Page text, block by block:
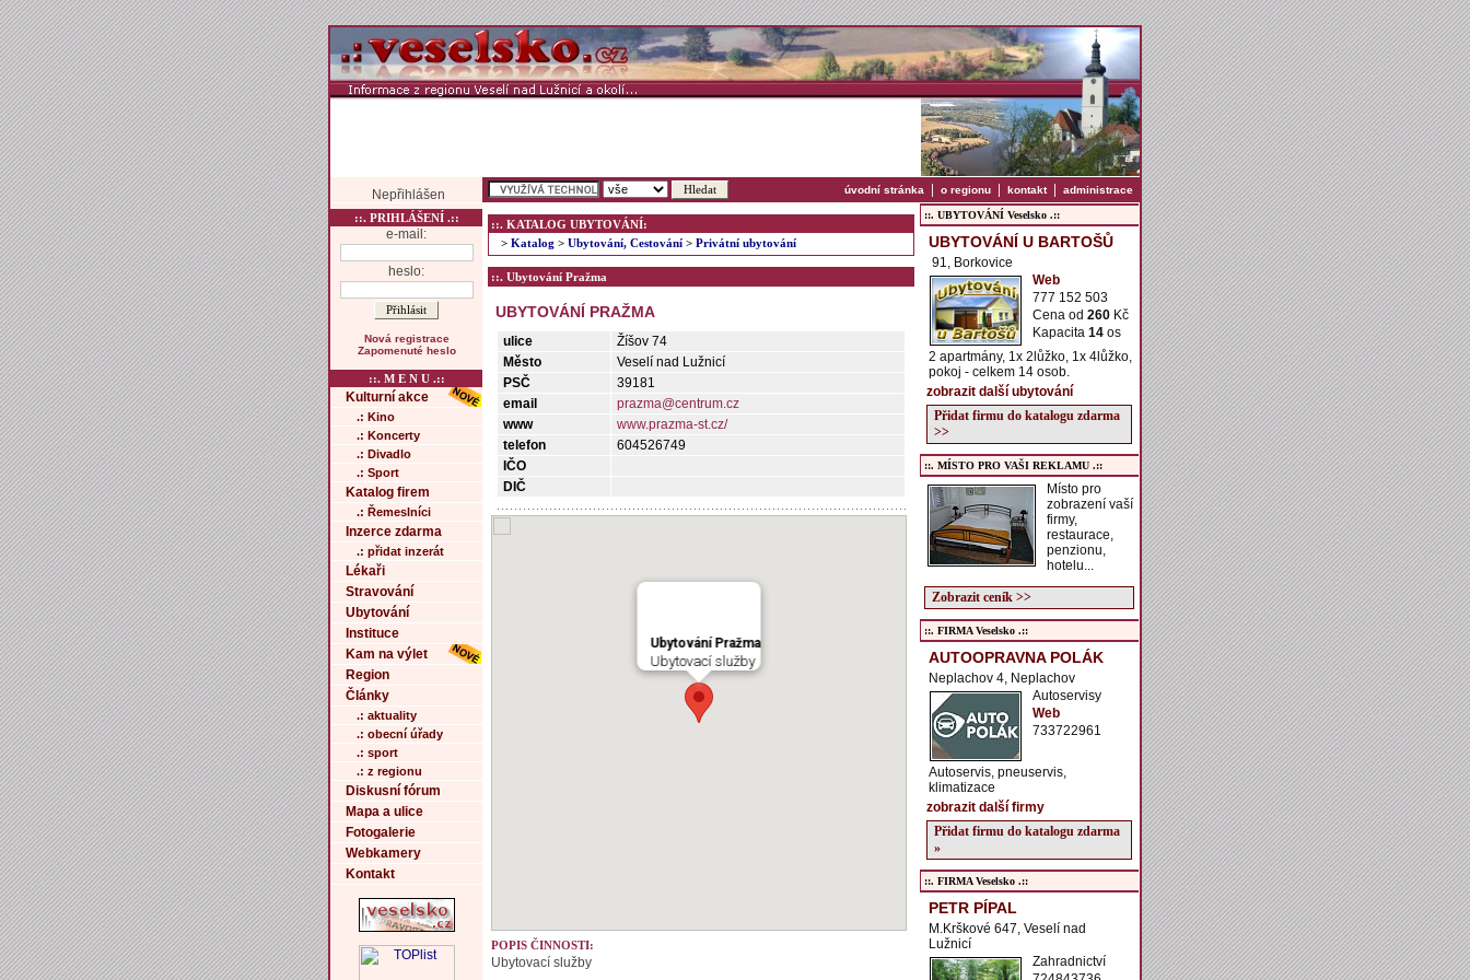
Nepřihlášen úvodní stránka | o regionu | kontakt| administrace
::. PRIHLÁŠENÍ .::
e-mail:
heslo:
Nová registrace
Zapomenuté heslo
::. M E N U .::
Kulturní akce
.: Kino
.: Koncerty
.: Divadlo
.: Sport
Katalog firem
.: Řemeslníci
Inzerce zdarma
.: přidat inzerát
Lékaři
Stravování
Ubytování
Instituce
Kam na výlet
Region
Články
.: aktuality
.: obecní úřady
.: sport
.: z regionu
Diskusní fórum
Mapa a ulice
Fotogalerie
Webkamery
Kontakt
::. KATALOG UBYTOVÁNÍ:
> Katalog > Ubytování, Cestování > Privátní ubytování
::. Ubytování Pražma
UBYTOVÁNÍ PRAŽMA
ulice
Žíšov 74
Město
Veselí nad Lužnicí
PSČ
39181
email
prazma@centrum.cz
www
www.prazma-st.cz/
telefon
604526749
IČO
DIČ
Ubytování Pražma
Ubytovací služby
POPIS ČINNOSTI:
Ubytovací služby
::. UBYTOVÁNÍ Veselsko .::
UBYTOVÁNÍ U BARTOŠŮ
91, Borkovice
Web
777 152 503
Cena od 260 Kč
Kapacita 14 os
2 apartmány, 1x 2lůžko, 1x 4lůžko,
pokoj - celkem 14 osob.
zobrazit další ubytování
Přidat firmu do katalogu zdarma
>>
::. MÍSTO PRO VAŠI REKLAMU .::
Místo pro
zobrazení vaší
firmy,
restaurace,
penzionu,
hotelu...
Zobrazit ceník >>
::. FIRMA Veselsko .::
AUTOOPRAVNA POLÁK
Neplachov 4, Neplachov
Autoservisy
Web
733722961
Autoservis, pneuservis,
klimatizace
zobrazit další firmy
Přidat firmu do katalogu zdarma
»
::. FIRMA Veselsko .::
PETR PÍPAL
M.Krškové 647, Veselí nad
Lužnicí
Zahradnictví